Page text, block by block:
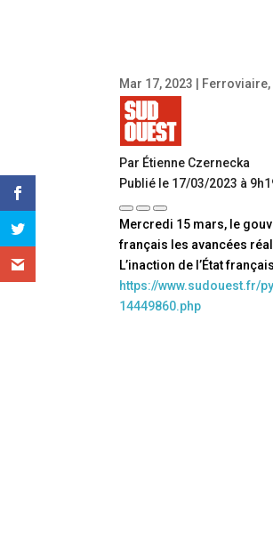
Mar 17, 2023 Ferroviaire,
Par Étienne Czernecka
Publié le 17/03/2023 à
Mercredi 15 mars, le
français les avancées
L’inaction de l’État
https://www.sudouest.fr/
14449860.php